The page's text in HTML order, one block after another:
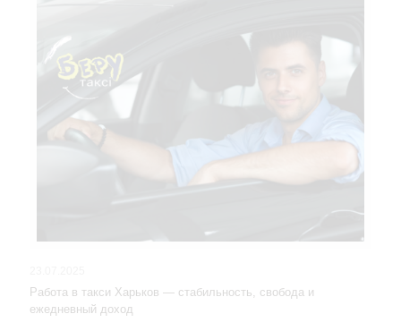
Работа в такси Харьков — стабильность, свобода и
ежедневный доход